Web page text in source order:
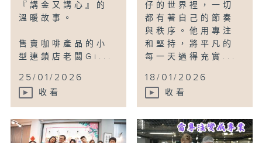
『講金又講心』的
溫暖故事。
售賣咖啡產品的小
型連鎖店老闆Gi...
25/01/2026
收看
仔的世界裡，一切
都有著自己的節奏
與秩序。他用專注
和堅持，將平凡的
每一天過得充實...
18/01/2026
收看